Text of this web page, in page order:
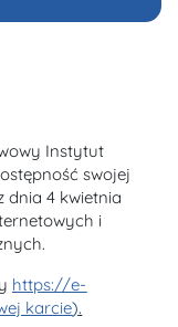
Instytut
swojej
dnia 4 kwietnia
i
https://e-
karcie).